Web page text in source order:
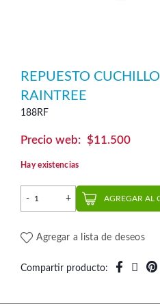
REPUESTO
RAINTREE
188RF
$11.500
Hay existencias
Repuesto Cuchillo para
AGREGAR AL
Agregar a lista de deseos
Compartir producto